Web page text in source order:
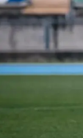
Pallamano
Altre
News